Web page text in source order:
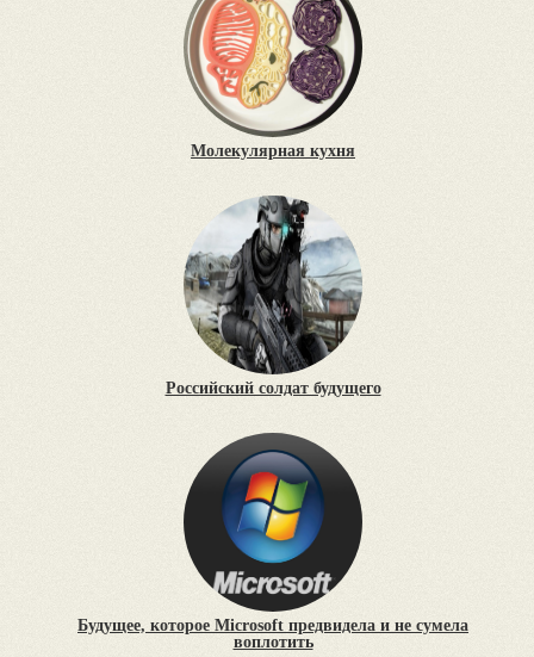
Молекулярная кухня
Российский солдат будущего
Будущее, которое Microsoft предвидела и не сумела
воплотить